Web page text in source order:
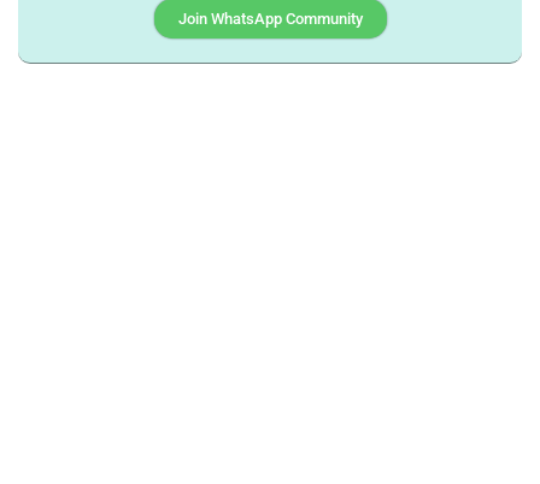
Join WhatsApp Community